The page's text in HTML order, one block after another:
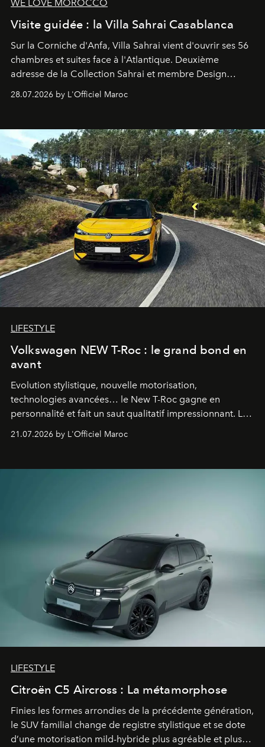
WE LOVE MOROCCO
Visite guidée : la Villa Sahrai Casablanca
Sur la Corniche d'Anfa, Villa Sahrai vient d'ouvrir ses 56
chambres et suites face à l'Atlantique. Deuxième
adresse de la Collection Sahrai et membre Design
Hotels, ce boutique-hôtel cinq étoiles signé Christophe
Pillet promet un lieu de vie complet. On y a déjeuné…
28.07.2026 by L'Officiel Maroc
LIFESTYLE
Volkswagen NEW T-Roc : le grand bond en
avant
Evolution stylistique, nouvelle motorisation,
technologies avancées… le New T-Roc gagne en
personnalité et fait un saut qualitatif impressionnant. Le
constructeur allemand a revu en profondeur son SUV
fétiche pour le rendre plus premium. Et le pari semble
21.07.2026 by L'Officiel Maroc
LIFESTYLE
Citroën C5 Aircross : La métamorphose
Finies les formes arrondies de la précédente génération,
le SUV familial change de registre stylistique et se dote
d’une motorisation mild-hybride plus agréable et plus